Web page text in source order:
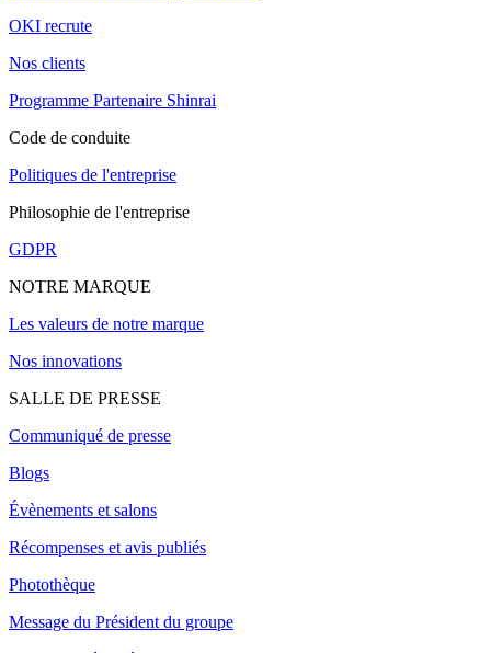
OKI recrute
Nos clients
Programme Partenaire Shinrai
Code de conduite
Politiques de l'entreprise
Philosophie de l'entreprise
GDPR
NOTRE MARQUE
Les valeurs de notre marque
Nos innovations
SALLE DE PRESSE
Communiqué de presse
Blogs
Évènements et salons
Récompenses et avis publiés
Photothèque
Message du Président du groupe